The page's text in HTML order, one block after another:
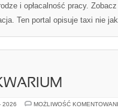
i opłacalność pracy.
Ten portal opisuje taxi nie
2026 MOŻLIWOŚĆ